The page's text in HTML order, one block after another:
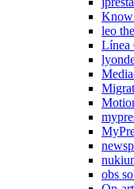
leo
Línea
obs